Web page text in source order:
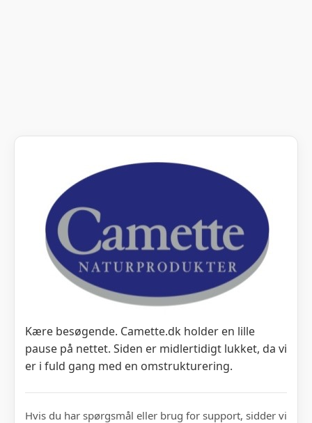
Kære besøgende. Camette.dk holder en lille
pause på nettet. Siden er midlertidigt lukket, da vi
er i fuld gang med en omstrukturering.
Hvis du har spørgsmål eller brug for support, sidder vi